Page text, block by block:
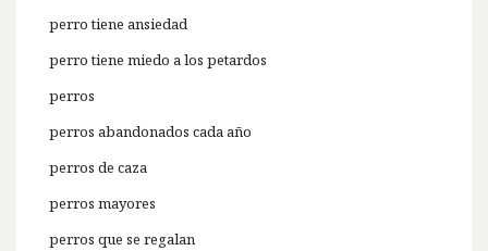
perro tiene ansiedad
perro tiene miedo a los petardos
perros
perros abandonados cada año
perros de caza
perros mayores
perros que se regalan